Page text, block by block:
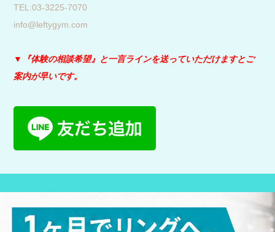
​TEL:03-3225-7070
info@leftygym.com
▼『体験の相談希望』と一言ラインを送っていただけますとご
案内が早いです。